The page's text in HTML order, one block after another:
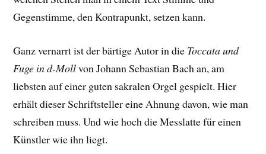
Gegenstimme, den Kontrapunkt, setzen kann.
Ganz vernarrt ist der bärtige Autor in die Toccata und
Fuge in d-Mollvon Johann Sebastian Bach an, am
liebsten auf einer guten sakralen Orgel gespielt. Hier
erhält dieser Schriftsteller eine Ahnung davon, wie man
schreiben muss. Und wie hoch die Messlatte für einen
Künstler wie ihn liegt.